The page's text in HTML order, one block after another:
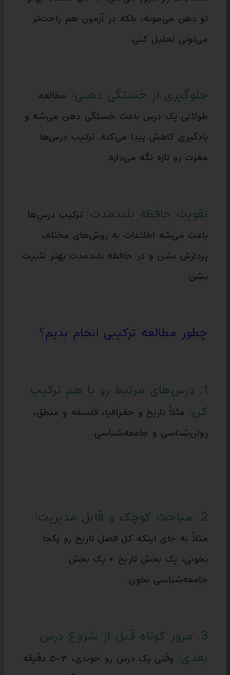
تو ذهن می‌مونه، بلکه در آزمون هم راحت‌تر
می‌تونی تحلیل کنی.
جلوگیری از خستگی ذهنی: مطالعه
طولانی یک درس باعث خستگی ذهن می‌شه و
یادگیری کاهش پیدا می‌کنه. ترکیب درس‌ها
مغزت رو تازه نگه می‌داره.
تقویت حافظه بلندمدت: ترکیب درس‌ها
باعث می‌شه اطلاعات به روش‌های مختلف
پردازش بشن و در حافظه بلندمدت بهتر تثبیت
بشن.
چطور مطالعه ترکیبی انجام بدیم؟
1. درس‌های مرتبط رو با هم ترکیب
کن: مثلاً تاریخ و جغرافیا، فلسفه و منطق،
روان‌شناسی و جامعه‌شناسی.
2. مباحث کوچک و قابل مدیریت:
مثلاً به جای اینکه کل فصل تاریخ رو یکجا
بخونی، یک بخش تاریخ + یک بخش
جامعه‌شناسی بخون.
3. مرور کوتاه قبل از شروع درس
بعدی:
وقتی یک درس رو خوندی، ۳-۵ دقیقه